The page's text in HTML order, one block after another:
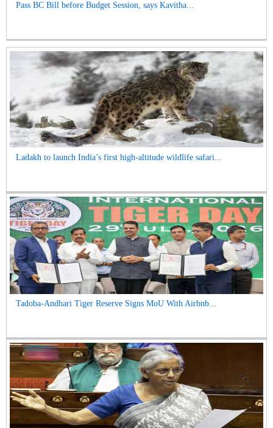
Pass BC Bill before Budget Session, says Kavitha...
Ladakh to launch India’s first high-altitude wildlife safari...
Tadoba-Andhari Tiger Reserve Signs MoU With Airbnb...